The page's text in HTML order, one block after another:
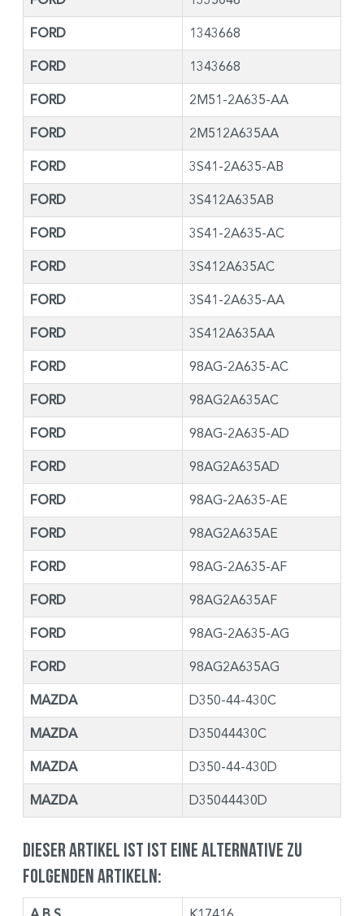
FORD 1343668
FORD 1343668
FORD 2M51-2A635-AA
FORD 2M512A635AA
FORD 3S41-2A635-AB
FORD 3S412A635AB
FORD 3S41-2A635-AC
FORD 3S412A635AC
FORD 3S41-2A635-AA
FORD 3S412A635AA
FORD 98AG-2A635-AC
FORD 98AG2A635AC
FORD 98AG-2A635-AD
FORD 98AG2A635AD
FORD 98AG-2A635-AE
FORD 98AG2A635AE
FORD 98AG-2A635-AF
FORD 98AG2A635AF
FORD 98AG-2A635-AG
FORD 98AG2A635AG
MAZDA D350-44-430C
MAZDA D35044430C
MAZDA D350-44-430D
MAZDA D35044430D
Dieser Artikel ist ist eine Alternative zu
folgenden Artikeln: